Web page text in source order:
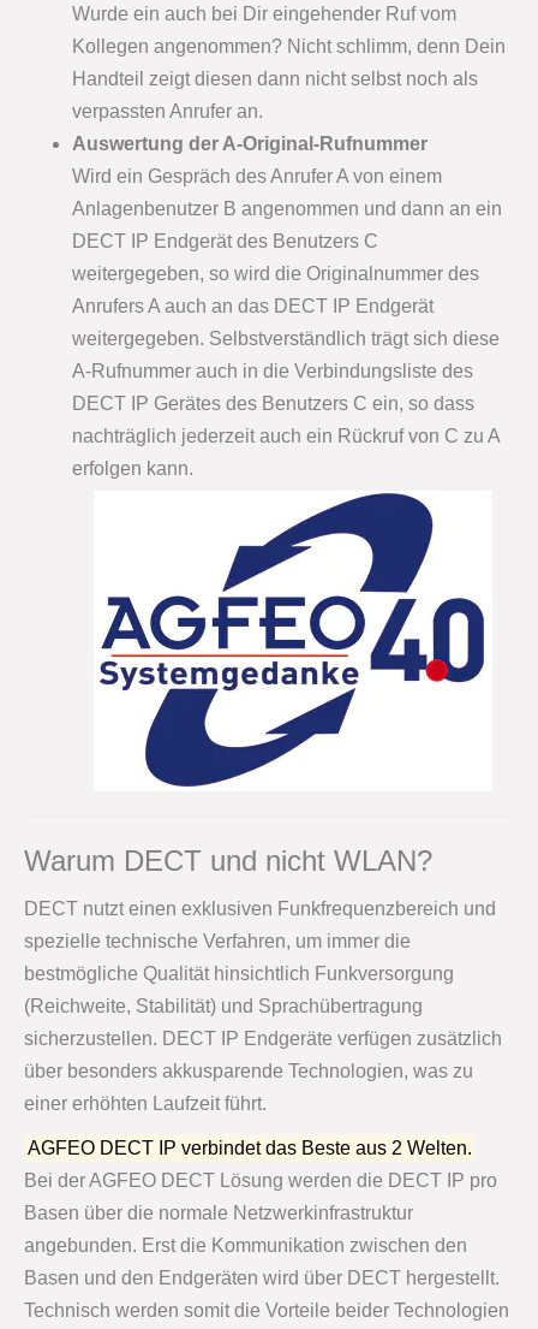
Wurde ein auch bei Dir eingehender Ruf vom
Kollegen angenommen? Nicht schlimm, denn Dein
Handteil zeigt diesen dann nicht selbst noch als
verpassten Anrufer an.
Auswertung der A-Original-Rufnummer
Wird ein Gespräch des Anrufer A von einem
Anlagenbenutzer B angenommen und dann an ein
DECT IP Endgerät des Benutzers C
weitergegeben, so wird die Originalnummer des
Anrufers A auch an das DECT IP Endgerät
weitergegeben. Selbstverständlich trägt sich diese
A-Rufnummer auch in die Verbindungsliste des
DECT IP Gerätes des Benutzers C ein, so dass
nachträglich jederzeit auch ein Rückruf von C zu A
erfolgen kann.
Warum DECT und nicht WLAN?
DECT nutzt einen exklusiven Funkfrequenzbereich und
spezielle technische Verfahren, um immer die
bestmögliche Qualität hinsichtlich Funkversorgung
(Reichweite, Stabilität) und Sprachübertragung
sicherzustellen. DECT IP Endgeräte verfügen zusätzlich
über besonders akkusparende Technologien, was zu
einer erhöhten Laufzeit führt.
AGFEO DECT IP verbindet das Beste aus 2 Welten.
Bei der AGFEO DECT Lösung werden die DECT IP pro
Basen über die normale Netzwerkinfrastruktur
angebunden. Erst die Kommunikation zwischen den
Basen und den Endgeräten wird über DECT hergestellt.
Technisch werden somit die Vorteile beider Technologien